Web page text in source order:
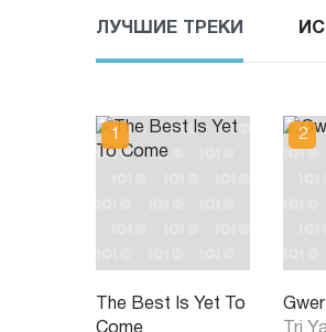
ЛУЧШИЕ ТРЕКИ
The Best Is Yet To
Come
Tri